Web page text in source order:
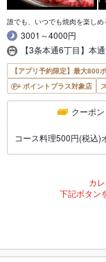
誰でも、いつでも焼肉を楽しめ
3001～4000円
【3条本通6丁目】本
【アプリ予約限定】最大800
ポイントプラス対象店
クーポン
コース料理500円(税込)
カ
下記ボタン